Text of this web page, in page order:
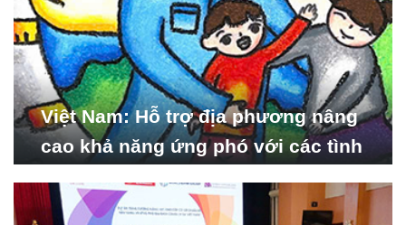
Việt Nam: Hỗ trợ địa phương nâng
cao khả năng ứng phó với các tình